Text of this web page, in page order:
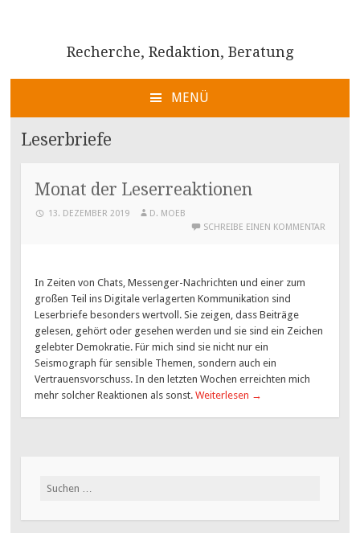
Recherche, Redaktion, Beratung
MENÜ
ZUM
INHALT
Leserbriefe
Monat der Leserreaktionen
13. DEZEMBER 2019
D. MOEB
SCHREIBE EINEN KOMMENTAR
In Zeiten von Chats, Messenger-Nachrichten und einer zum
großen Teil ins Digitale verlagerten Kommunikation sind
Leserbriefe besonders wertvoll. Sie zeigen, dass Beiträge
gelesen, gehört oder gesehen werden und sie sind ein Zeichen
gelebter Demokratie. Für mich sind sie nicht nur ein
Seismograph für sensible Themen, sondern auch ein
Vertrauensvorschuss. In den letzten Wochen erreichten mich
mehr solcher Reaktionen als sonst.Weiterlesen →
Suchen